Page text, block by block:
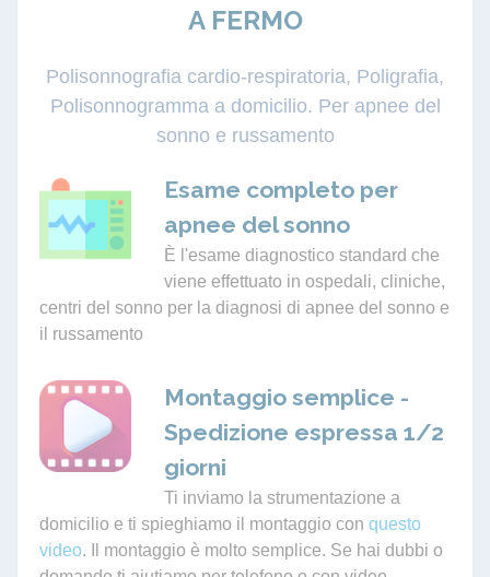
A FERMO
Polisonnografia cardio-respiratoria, Poligrafia,
Polisonnogramma a domicilio. Per apnee del
sonno e russamento
Esame completo per
apnee del sonno
È l'esame diagnostico standard che
viene effettuato in ospedali, cliniche,
centri del sonno per la diagnosi di apnee del sonno e
il russamento
Montaggio semplice -
Spedizione espressa 1/2
giorni
Ti inviamo la strumentazione a
domicilio e ti spieghiamo il montaggio con questo
video. Il montaggio è molto semplice. Se hai dubbi o